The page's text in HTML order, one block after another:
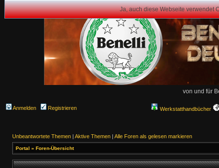
Ja, auch diese Webseite verwendet
von und für
Anmelden Registrieren Werkstatthandbücher
Unbeantwortete Themen | Aktive Themen | Alle Foren als gelesen markieren
Portal » Foren-Übersicht